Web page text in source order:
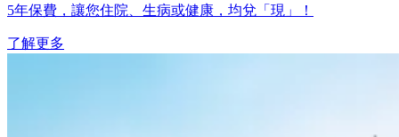
5年保費，讓您住院、生病或健康，均兌「現」！
了解更多